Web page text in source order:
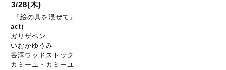
3/28(木)
『絵の具を混ぜて』
act)
ガリザベン
いおかゆうみ
谷澤ウッドストック
カミーユ・カミーユ